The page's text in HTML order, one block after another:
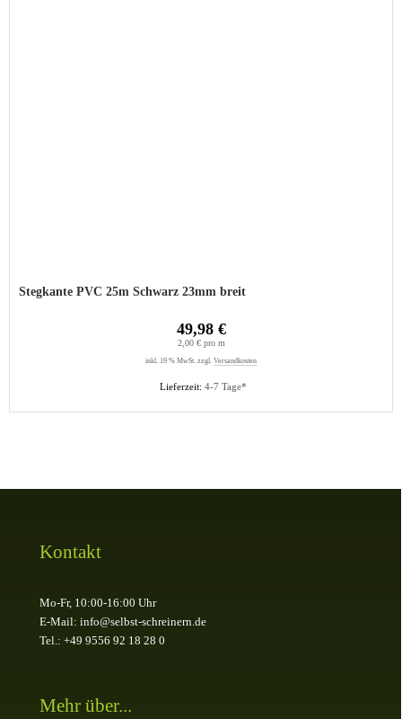
Stegkante PVC 25m Schwarz 23mm breit
Lieferzeit: 4-7 Tage*
49,98 €
2,00 € pro m
inkl. 19 % MwSt. zzgl. Versandkosten
Kontakt
Mo-Fr, 10:00-16:00 Uhr
E-Mail: info@selbst-schreinern.de
Tel.: +49 9556 92 18 28 0
Mehr über...